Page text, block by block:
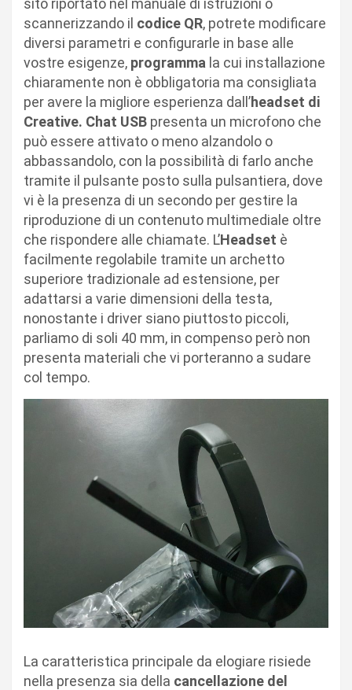
sito riportato nel manuale di istruzioni o
scannerizzando il codice QR, potrete modificare
diversi parametri e configurarle in base alle
vostre esigenze, programma la cui installazione
chiaramente non è obbligatoria ma consigliata
per avere la migliore esperienza dall’headset di
Creative. Chat USB presenta un microfono che
può essere attivato o meno alzandolo o
abbassandolo, con la possibilità di farlo anche
tramite il pulsante posto sulla pulsantiera, dove
vi è la presenza di un secondo per gestire la
riproduzione di un contenuto multimediale oltre
che rispondere alle chiamate. L’Headset è
facilmente regolabile tramite un archetto
superiore tradizionale ad estensione, per
adattarsi a varie dimensioni della testa,
nonostante i driver siano piuttosto piccoli,
parliamo di soli 40 mm, in compenso però non
presenta materiali che vi porteranno a sudare
col tempo.
La caratteristica principale da elogiare risiede
nella presenza sia della cancellazione del